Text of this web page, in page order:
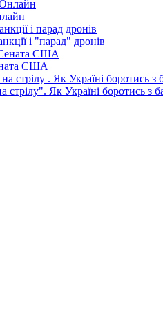
і "парад" дронів
США
Як Україні боротись з